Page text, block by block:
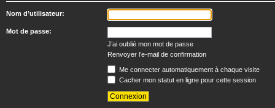
Nom d’utilisateur:
Mot de passe:
J’ai oublié mon mot de passe
Renvoyer l’e-mail de confirmation
Me connecter automatiquement à chaque visite
Cacher mon statut en ligne pour cette session